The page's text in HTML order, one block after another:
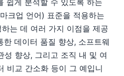
쉽게 분석할 수 있도록 하는
크업 언어) 표준을 적용하는
는 데 여러 가지 이점을 제공
한 데이터 품질 향상, 소프트웨
성 향상, 그리고 조직 내 및 여
비교 간소화 등이 그 예입니